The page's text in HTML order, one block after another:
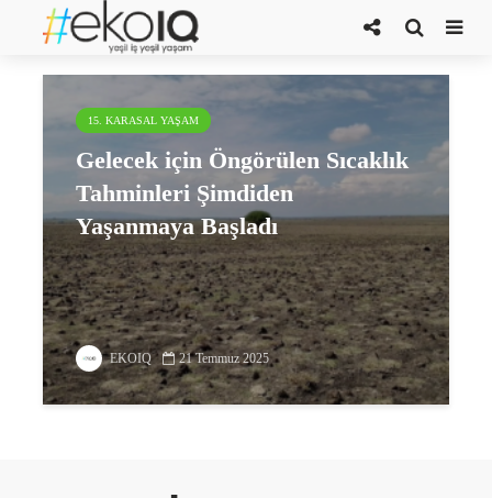
denizel alanlar
15. KARASAL YAŞAM
Gelecek için Öngörülen Sıcaklık
Tahminleri Şimdiden
Yaşanmaya Başladı
EKOIQ 21 Temmuz 2025